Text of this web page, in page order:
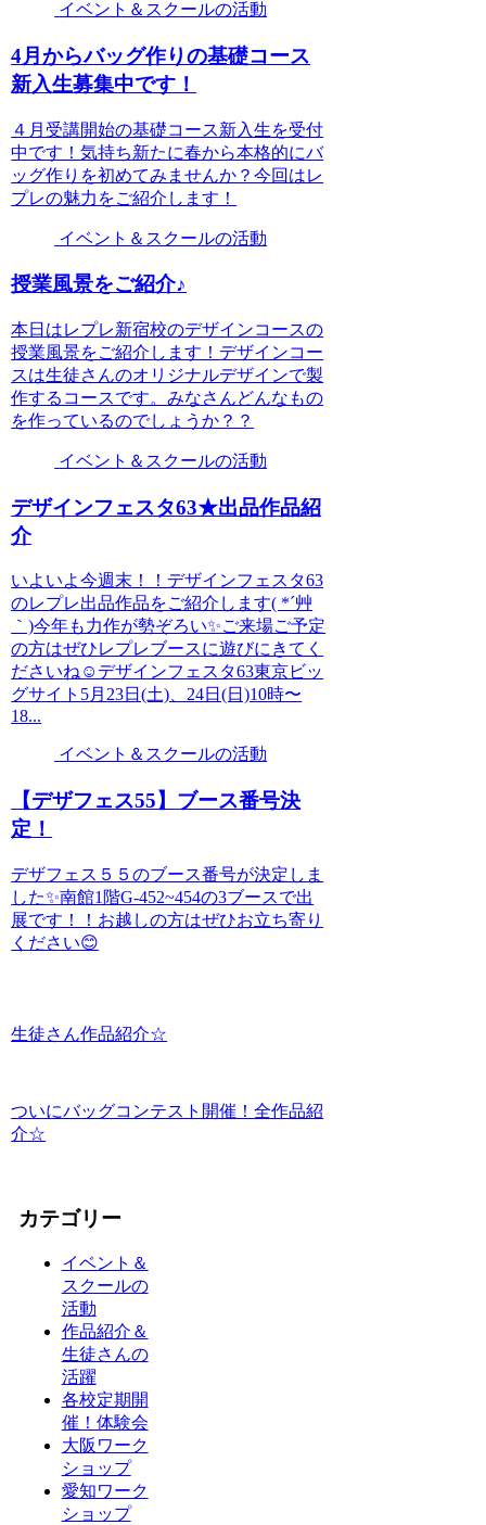
イベント＆スクールの活動
4月からバッグ作りの基礎コース
新入生募集中です！
４月受講開始の基礎コース新入生を受付
中です！気持ち新たに春から本格的にバ
ッグ作りを初めてみませんか？今回はレ
プレの魅力をご紹介します！
イベント＆スクールの活動
授業風景をご紹介♪
本日はレプレ新宿校のデザインコースの
授業風景をご紹介します！デザインコー
スは生徒さんのオリジナルデザインで製
作するコースです。みなさんどんなもの
を作っているのでしょうか？？
イベント＆スクールの活動
デザインフェスタ63★出品作品紹
介
いよいよ今週末！！デザインフェスタ63
のレプレ出品作品をご紹介します( *´艸
｀)今年も力作が勢ぞろい✨ご来場ご予定
の方はぜひレプレブースに遊びにきてく
ださいね☺デザインフェスタ63東京ビッ
グサイト5月23日(土)、24日(日)10時〜
18...
イベント＆スクールの活動
【デザフェス55】ブース番号決
定！
デザフェス５５のブース番号が決定しま
した✨南館1階G-452~454の3ブースで出
展です！！お越しの方はぜひお立ち寄り
ください😊
生徒さん作品紹介☆
ついにバッグコンテスト開催！全作品紹
介☆
カテゴリー
イベント＆
スクールの
活動
作品紹介＆
生徒さんの
活躍
各校定期開
催！体験会
大阪ワーク
ショップ
愛知ワーク
ショップ